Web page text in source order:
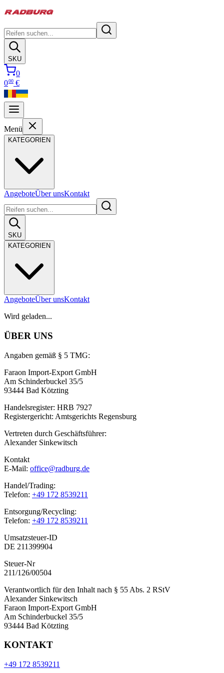
SKU
0
000 €
Menü
KATEGORIEN
AngeboteÜber unsKontakt
SKU
KATEGORIEN
AngeboteÜber unsKontakt
Wird geladen...
ÜBER UNS
Angaben gemäß § 5 TMG:
Faraon Import-Export GmbH
Am Schinderbuckel 35/5
93444 Bad Kötzting
Handelsregister: HRB 7927
Registergericht: Amtsgerichts Regensburg
Vertreten durch Geschäftsführer:
Alexander Sinkewitsch
Kontakt
E-Mail: office@radburg.de
Handel/Trading:
Telefon: +49 172 8539211
Entsorgung/Recycling:
Telefon: +49 172 8539211
Umsatzsteuer-ID
DE 211399904
Steuer-Nr
211/126/00504
Verantwortlich für den Inhalt nach § 55 Abs. 2 RStV
Alexander Sinkewitsch
Faraon Import-Export GmbH
Am Schinderbuckel 35/5
93444 Bad Kötzting
KONTAKT
+49 172 8539211